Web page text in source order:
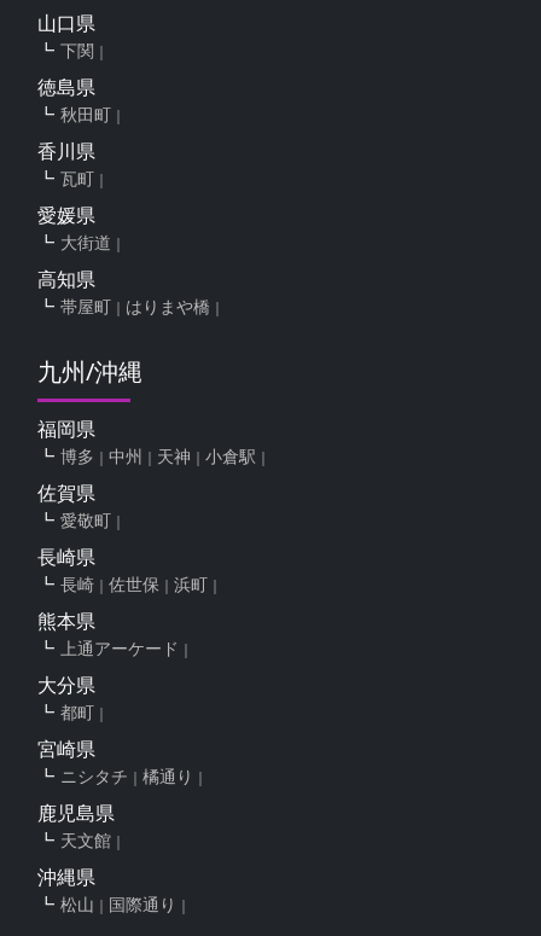
山口県
下関
徳島県
秋田町
香川県
瓦町
愛媛県
大街道
高知県
帯屋町 はりまや橋
九州/沖縄
福岡県
博多 中州 天神 小倉駅
佐賀県
愛敬町
長崎県
長崎 佐世保 浜町
熊本県
上通アーケード
大分県
都町
宮崎県
ニシタチ 橘通り
鹿児島県
天文館
沖縄県
松山 国際通り